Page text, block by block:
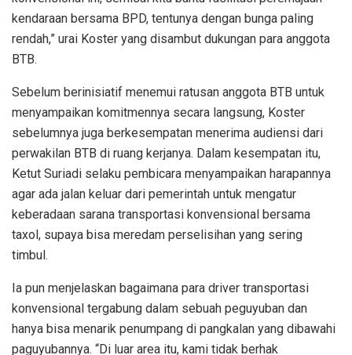
kendaraan bersama BPD, tentunya dengan bunga paling
rendah,” urai Koster yang disambut dukungan para anggota
BTB.
Sebelum berinisiatif menemui ratusan anggota BTB untuk
menyampaikan komitmennya secara langsung, Koster
sebelumnya juga berkesempatan menerima audiensi dari
perwakilan BTB di ruang kerjanya. Dalam kesempatan itu,
Ketut Suriadi selaku pembicara menyampaikan harapannya
agar ada jalan keluar dari pemerintah untuk mengatur
keberadaan sarana transportasi konvensional bersama
taxol, supaya bisa meredam perselisihan yang sering
timbul.
Ia pun menjelaskan bagaimana para driver transportasi
konvensional tergabung dalam sebuah peguyuban dan
hanya bisa menarik penumpang di pangkalan yang dibawahi
paguyubannya. “Di luar area itu, kami tidak berhak